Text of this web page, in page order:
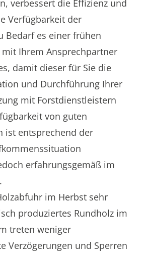
verbessert die Effizienz und
Verfügbarkeit der
Bedarf es einer frühen
Ihrem Ansprechpartner
damit dieser für Sie die
und Durchführung Ihrer
mit Forstdienstleistern
von guten
ist entsprechend der
erfahrungsgemäß im
im Herbst sehr
produziertes Rundholz im
treten weniger
Verzögerungen und Sperren